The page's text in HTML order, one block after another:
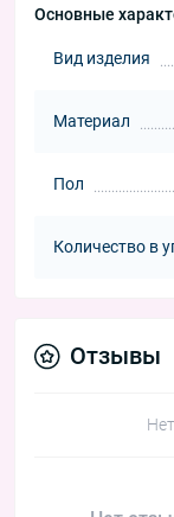
Основные
Вид изделия
Материал
Пол
Количество в
Отзывы